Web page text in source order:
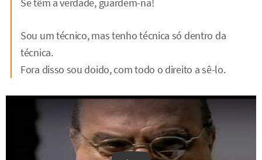
Sou um técnico, mas tenho técnica só dentro da
técnica.
Fora disso sou doido, com todo o direito a sê-lo.